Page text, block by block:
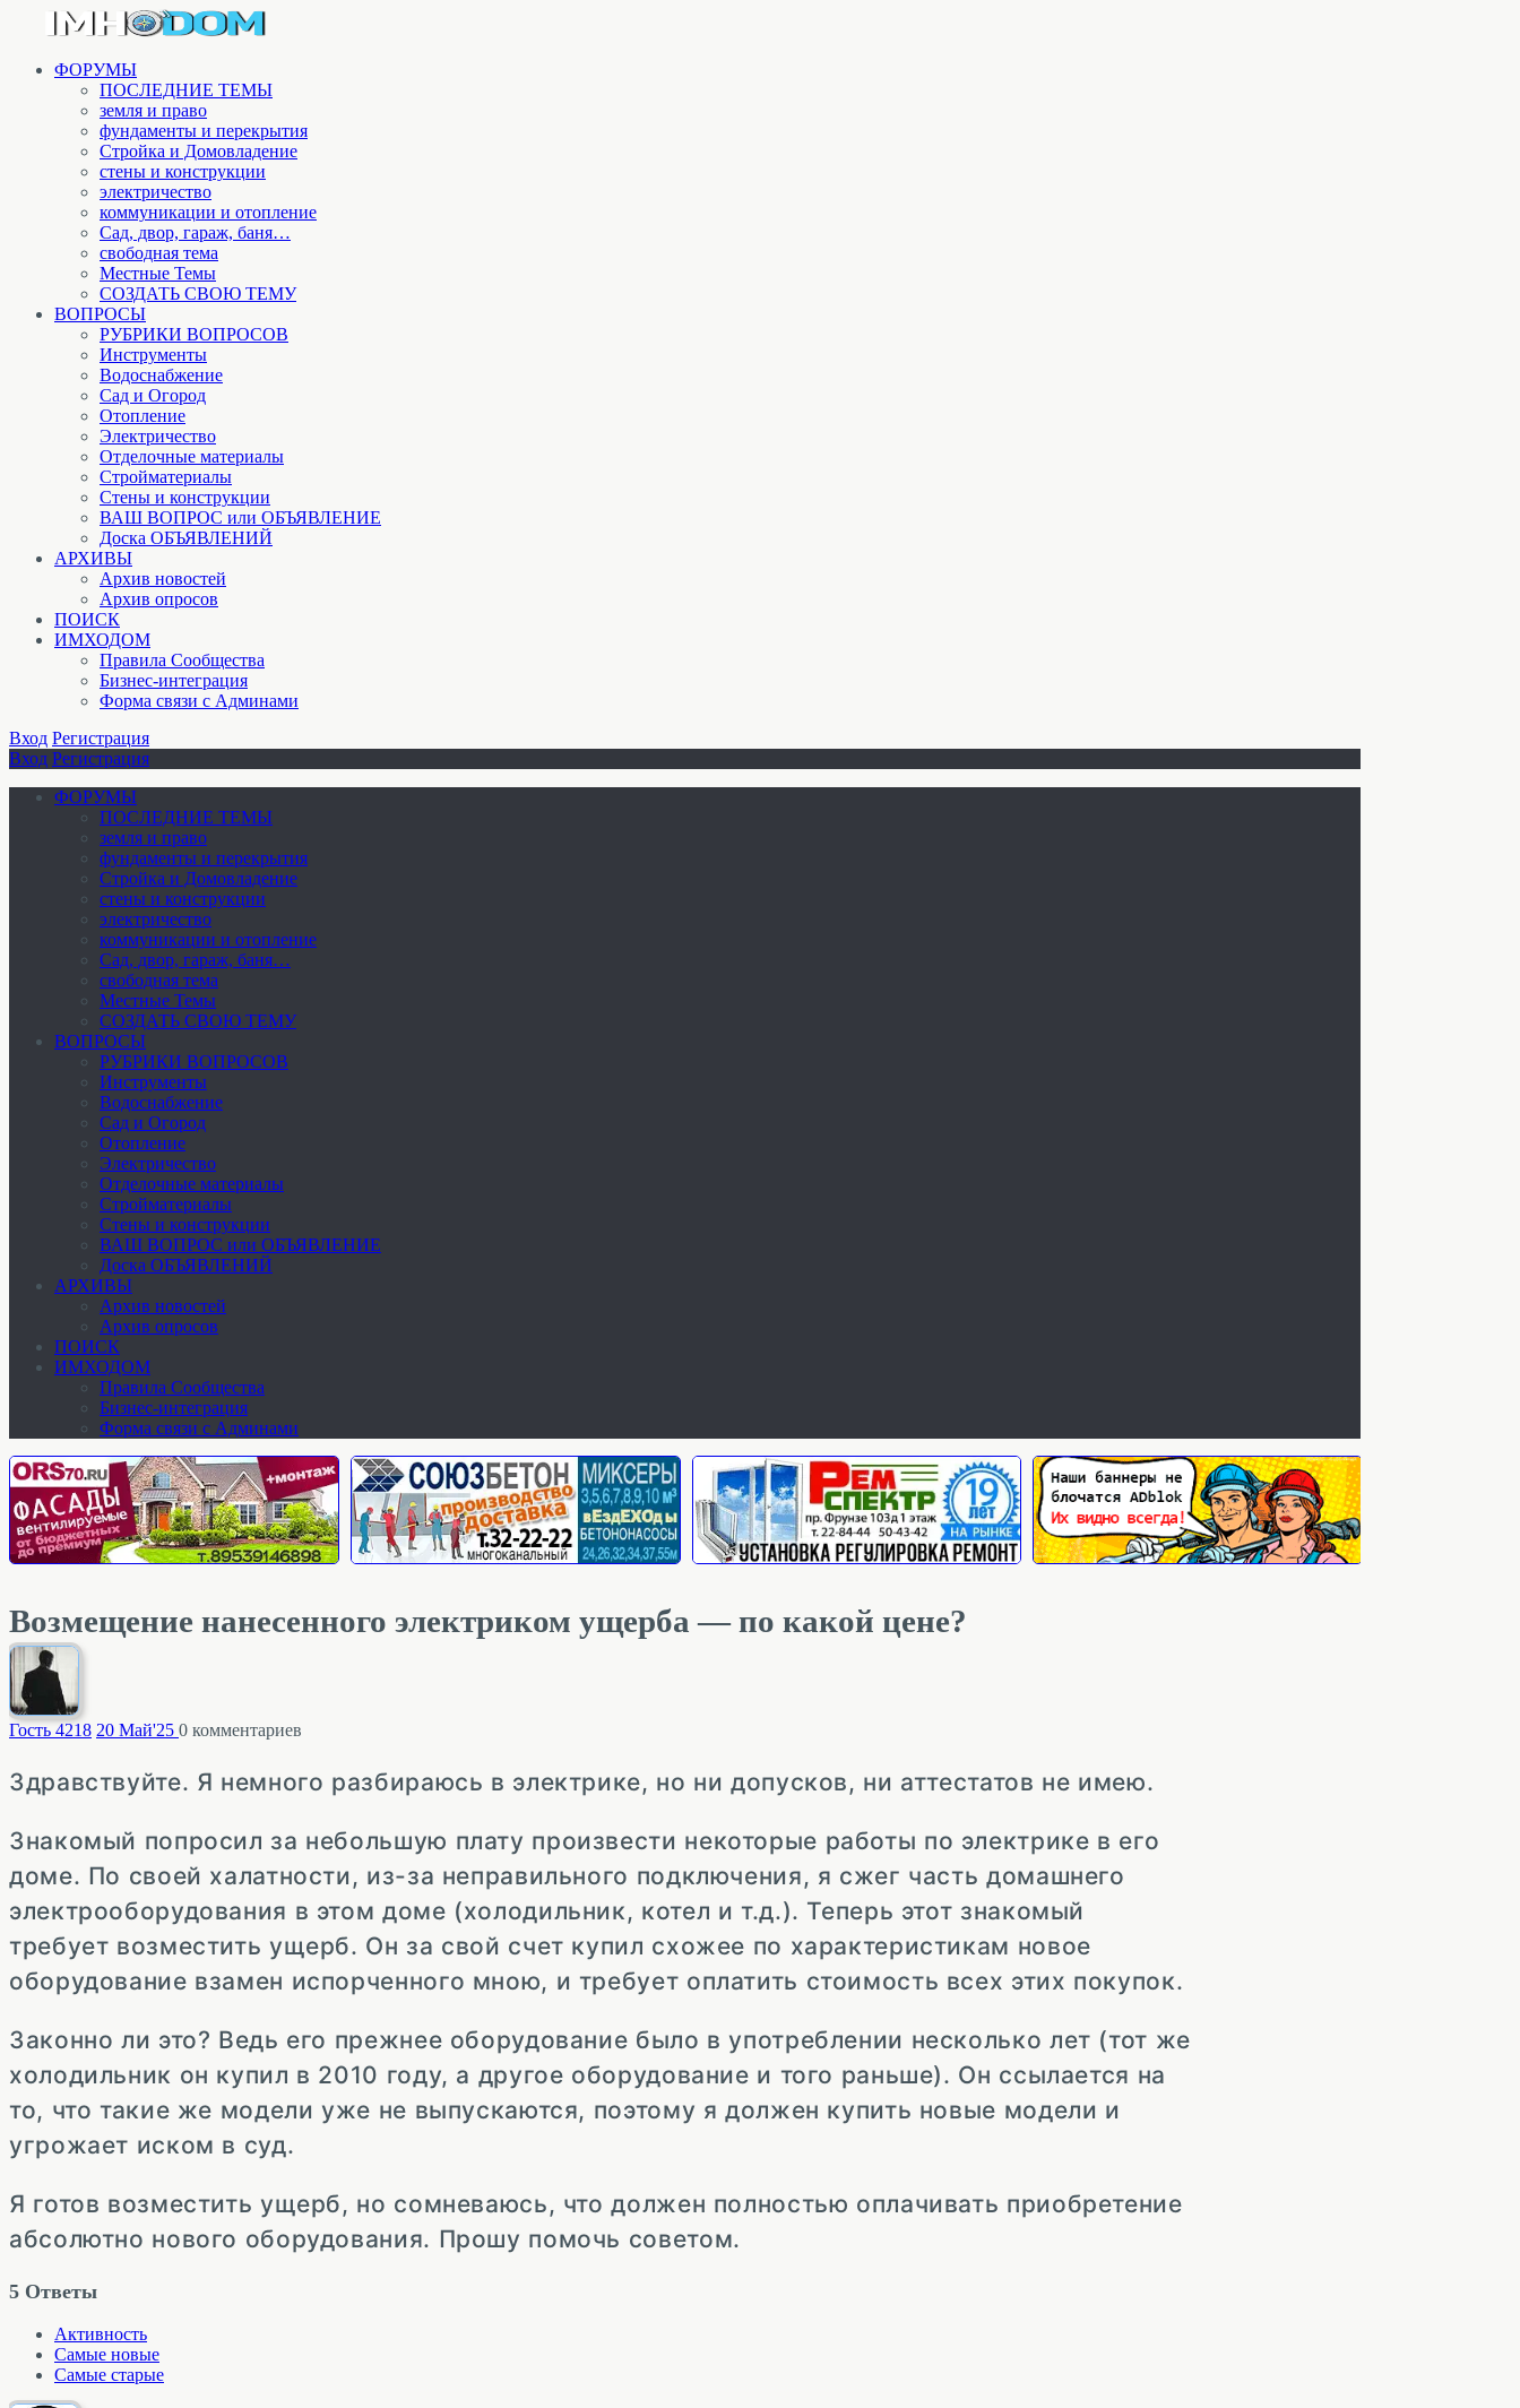
ФОРУМЫ
ПОСЛЕДНИЕ ТЕМЫ
земля и право
фундаменты и перекрытия
Стройка и Домовладение
стены и конструкции
электричество
коммуникации и отопление
Cад, двор, гараж, баня…
свободная тема
Местные Темы
СОЗДАТЬ СВОЮ ТЕМУ
ВОПРОСЫ
РУБРИКИ ВОПРОСОВ
Инструменты
Водоснабжение
Сад и Огород
Отопление
Электричество
Отделочные материалы
Стройматериалы
Стены и конструкции
ВАШ ВОПРОС или ОБЪЯВЛЕНИЕ
Доска ОБЪЯВЛЕНИЙ
АРХИВЫ
Архив новостей
Архив опросов
ПОИСК
ИМХОДОМ
Правила Сообщества
Бизнес-интеграция
Форма связи с Админами
Вход Регистрация
Вход Регистрация
ФОРУМЫ
ПОСЛЕДНИЕ ТЕМЫ
земля и право
фундаменты и перекрытия
Стройка и Домовладение
стены и конструкции
электричество
коммуникации и отопление
Cад, двор, гараж, баня…
свободная тема
Местные Темы
СОЗДАТЬ СВОЮ ТЕМУ
ВОПРОСЫ
РУБРИКИ ВОПРОСОВ
Инструменты
Водоснабжение
Сад и Огород
Отопление
Электричество
Отделочные материалы
Стройматериалы
Стены и конструкции
ВАШ ВОПРОС или ОБЪЯВЛЕНИЕ
Доска ОБЪЯВЛЕНИЙ
АРХИВЫ
Архив новостей
Архив опросов
ПОИСК
ИМХОДОМ
Правила Сообщества
Бизнес-интеграция
Форма связи с Админами
Возмещение нанесенного электриком ущерба — по какой цене?
Гость 4218 20 Май'25 0 комментариев
Здравствуйте. Я немного разбираюсь в электрике, но ни допусков, ни аттестатов не имею.
Знакомый попросил за небольшую плату произвести некоторые работы по электрике в его
доме. По своей халатности, из-за неправильного подключения, я сжег часть домашнего
электрооборудования в этом доме (холодильник, котел и т.д.). Теперь этот знакомый
требует возместить ущерб. Он за свой счет купил схожее по характеристикам новое
оборудование взамен испорченного мною, и требует оплатить стоимость всех этих покупок.
Законно ли это? Ведь его прежнее оборудование было в употреблении несколько лет (тот же
холодильник он купил в 2010 году, а другое оборудование и того раньше). Он ссылается на
то, что такие же модели уже не выпускаются, поэтому я должен купить новые модели и
угрожает иском в суд.
Я готов возместить ущерб, но сомневаюсь, что должен полностью оплачивать приобретение
абсолютно нового оборудования. Прошу помочь советом.
5 Ответы
Активность
Самые новые
Самые старые